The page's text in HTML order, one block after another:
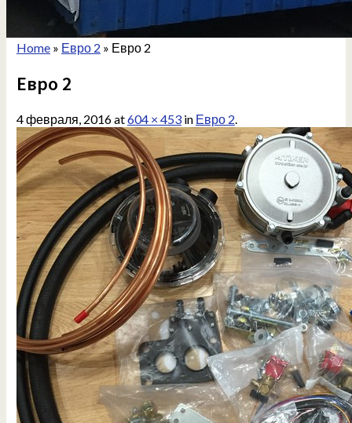
Home» Евро 2 » Евро 2
Евро 2
4 февраля, 2016at604 × 453in Евро 2.